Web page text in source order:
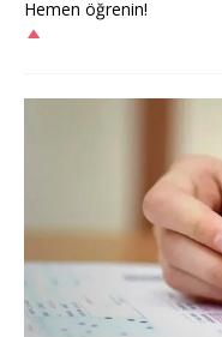
Hemen öğrenin!